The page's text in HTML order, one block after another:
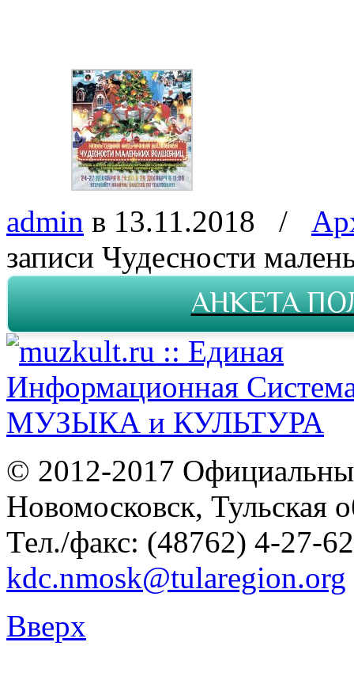
admin в 13.11.2018 /
записи Чудесности
АНКЕТА
© 2012-2017
Новомосковск, Тульская
Тел./факс: (48762) 4-27-
kdc.nmosk@tularegion.org
Вверх